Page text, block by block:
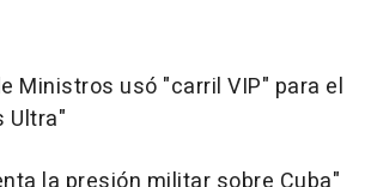
Ministros usó "carril VIP" para el
Ultra"